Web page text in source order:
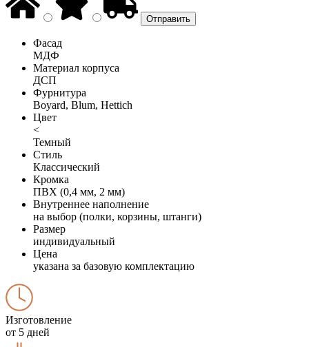
Фасад
МДФ
Материал корпуса
ДСП
Фурнитура
Boyard, Blum, Hettich
Цвет
<
Темный
Стиль
Классический
Кромка
ПВХ (0,4 мм, 2 мм)
Внутреннее наполнение
на выбор (полки, корзины, штанги)
Размер
индивидуальный
Цена
указана за базовую комплектацию
Изготовление
от 5 дней